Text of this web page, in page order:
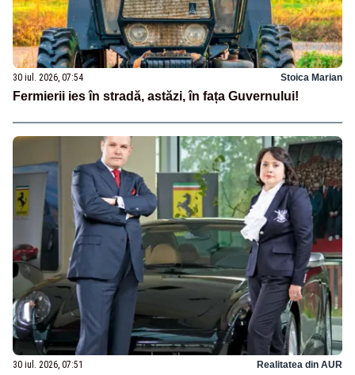
30 iul. 2026, 07:54 Stoica Marian
Fermierii ies în stradă, astăzi, în fața Guvernului!
30 iul. 2026, 07:51 Realitatea din AUR